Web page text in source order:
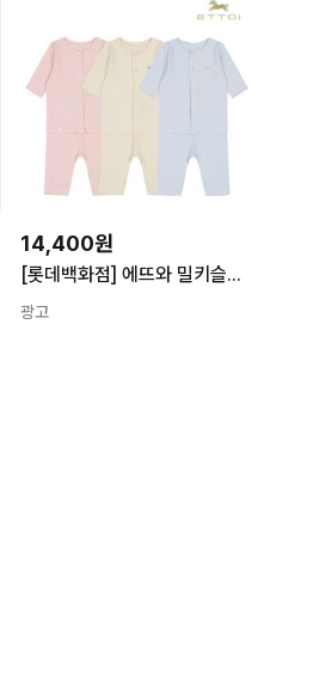
14,400원
[롯데백화점] 에뜨와 밀키슬림7부내의07S317602/신생아,유아,축하선물,여름내의,모달,조카선물 LE1221907645
광고